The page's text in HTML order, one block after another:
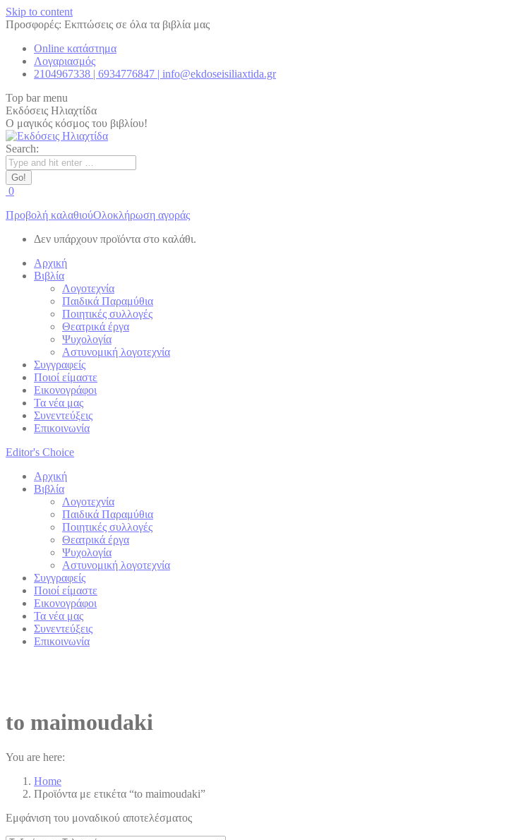
Skip to content
Προσφορές: Εκπτώσεις σε όλα τα βιβλία μας
Online κατάστημα
Λογαριασμός
2104967338 | 6934776847 | info@ekdoseisiliaxtida.gr
Top bar menu
Εκδόσεις Ηλιαχτίδα
Ο μαγικός κόσμος του βιβλίου!
Search:
0
Προβολή καλαθιούΟλοκλήρωση αγοράς
Δεν υπάρχουν προϊόντα στο καλάθι.
Αρχική
Βιβλία
Λογοτεχνία
Παιδικά Παραμύθια
Ποιητικές συλλογές
Θεατρικά έργα
Ψυχολογία
Αστυνομική λογοτεχνία
Συγγραφείς
Ποιοί είμαστε
Εικονογράφοι
Τα νέα μας
Συνεντεύξεις
Επικοινωνία
Editor's Choice
Αρχική
Βιβλία
Λογοτεχνία
Παιδικά Παραμύθια
Ποιητικές συλλογές
Θεατρικά έργα
Ψυχολογία
Αστυνομική λογοτεχνία
Συγγραφείς
Ποιοί είμαστε
Εικονογράφοι
Τα νέα μας
Συνεντεύξεις
Επικοινωνία
to maimoudaki
You are here:
Home
Προϊόντα με ετικέτα “to maimoudaki”
Εμφάνιση του μοναδικού αποτελέσματος